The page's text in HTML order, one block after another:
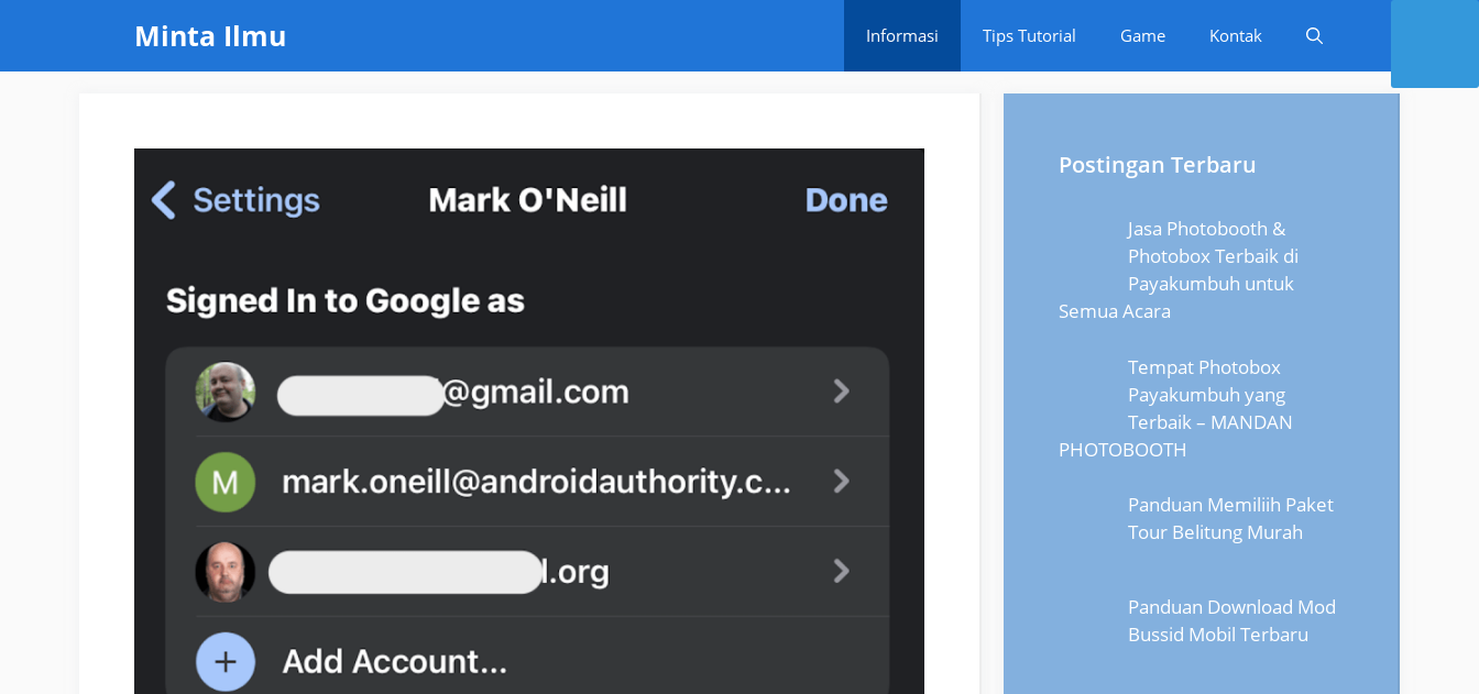
content
Minta Ilmu Informasi Tips Tutorial Game Kontak
Postingan Terbaru
Jasa Photobooth &
Photobox Terbaik di
Payakumbuh untuk
Semua Acara
Tempat Photobox
Payakumbuh yang
Terbaik – MANDAN
PHOTOBOOTH
Panduan Memiliih Paket
Tour Belitung Murah
Panduan Download Mod
Bussid Mobil Terbaru